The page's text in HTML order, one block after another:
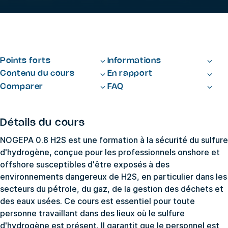
Points forts
Informations
Contenu du cours
En rapport
Comparer
FAQ
Détails du cours
NOGEPA 0.8 H2S est une formation à la sécurité du sulfure
d'hydrogène, conçue pour les professionnels onshore et
offshore susceptibles d'être exposés à des
environnements dangereux de H2S, en particulier dans les
secteurs du pétrole, du gaz, de la gestion des déchets et
des eaux usées. Ce cours est essentiel pour toute
personne travaillant dans des lieux où le sulfure
d'hydrogène est présent. Il garantit que le personnel est